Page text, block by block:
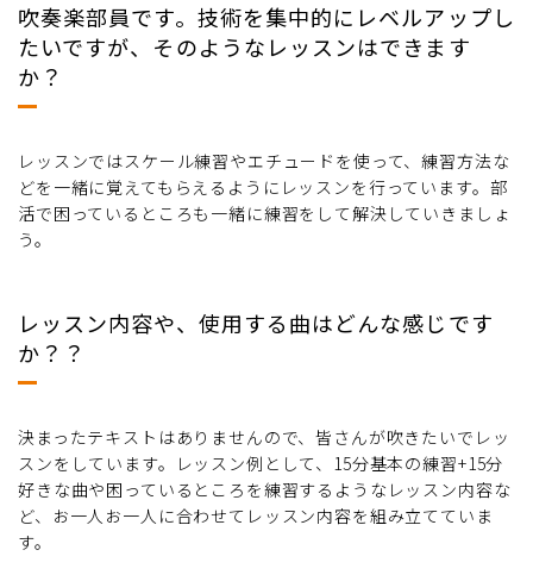
吹奏楽部員です。技術を集中的にレベルアップし
たいですが、そのようなレッスンはできます
か？
レッスンではスケール練習やエチュードを使って、練習方法な
どを一緒に覚えてもらえるようにレッスンを行っています。部
活で困っているところも一緒に練習をして解決していきましょ
う。
レッスン内容や、使用する曲はどんな感じです
か？？
決まったテキストはありませんので、皆さんが吹きたいでレッ
スンをしています。レッスン例として、15分基本の練習+15分
好きな曲や困っているところを練習するようなレッスン内容な
ど、お一人お一人に合わせてレッスン内容を組み立てていま
す。